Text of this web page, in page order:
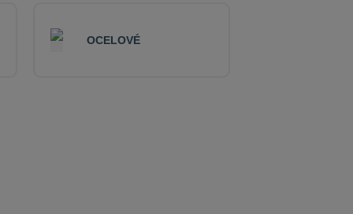
OCELOVÉ